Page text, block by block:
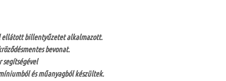
ellátott billentyűzetet alkalmazott.
bevonat.
és műanyagból készültek.